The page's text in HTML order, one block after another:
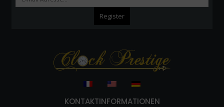
KONTAKTINFORMATIONEN